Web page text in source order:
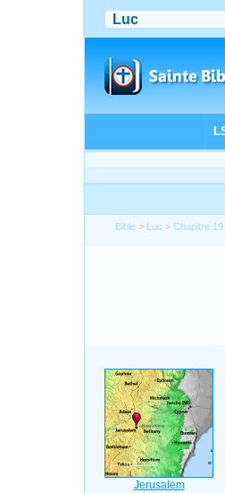
Bible > Luc >Chapitre 19